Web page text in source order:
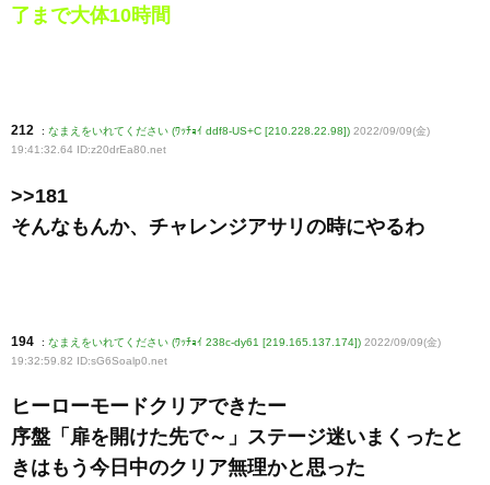
了まで大体10時間
212 : なまえをいれてください (ﾜｯﾁｮｲ ddf8-US+C [210.228.22.98]) 2022/09/09(金)
19:41:32.64 ID:z20drEa80.net
>>181
そんなもんか、チャレンジアサリの時にやるわ
194 : なまえをいれてください (ﾜｯﾁｮｲ 238c-dy61 [219.165.137.174]) 2022/09/09(金)
19:32:59.82 ID:sG6Soalp0 .net
ヒーローモードクリアできたー
序盤「扉を開けた先で～」ステージ迷いまくったと
きはもう今日中のクリア無理かと思った